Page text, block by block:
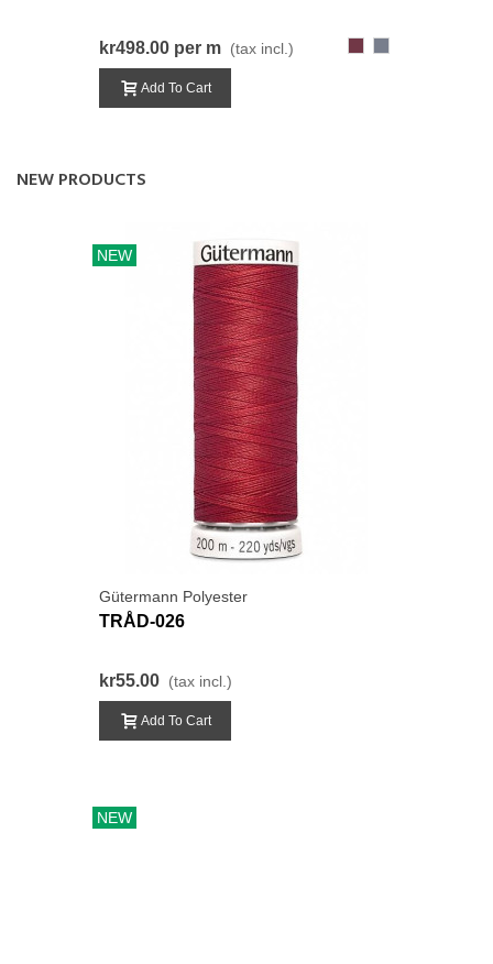
kr498.00 per m (tax incl.)
Add To Cart
NEW PRODUCTS
NEW
Gütermann Polyester
TRÅD-026
kr55.00 (tax incl.)
Add To Cart
NEW